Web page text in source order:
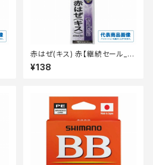
赤はぜ(キス) 赤【継続セール_仕
掛】
¥138